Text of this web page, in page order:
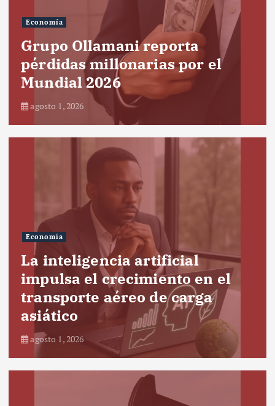
Economía
Grupo Ollamani reporta
pérdidas millonarias por el
Mundial 2026
agosto 1, 2026
Economía
La inteligencia artificial
impulsa el crecimiento en el
transporte aéreo de carga
asiático
agosto 1, 2026